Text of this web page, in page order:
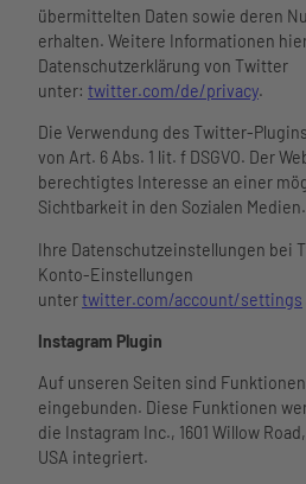
übermittelten Daten sowie deren
erhalten. Weitere Informationen
Datenschutzerklärung von Twitter
unter: twitter.com/de/privacy.
Die Verwendung des Twitter-
von Art. 6 Abs. 1 lit. f DSGVO. Der
berechtigtes Interesse an einer
Sichtbarkeit in den Sozialen Medien.
Ihre Datenschutzeinstellungen bei
Konto-Einstellungen
untertwitter.com/account/settings
Instagram Plugin
Auf unseren Seiten sind
eingebunden. Diese Funktionen
die Instagram Inc., 1601 Willow
USA integriert.